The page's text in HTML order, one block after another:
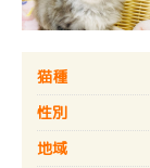
猫種
性別
地域